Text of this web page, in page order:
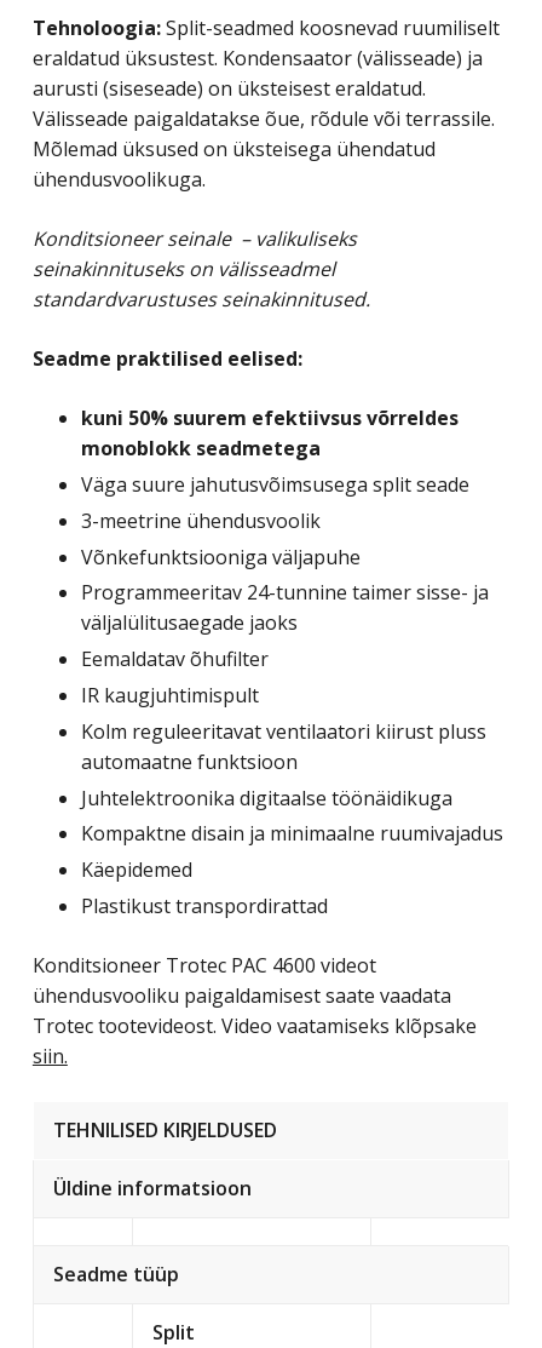
Tehnoloogia:Split-seadmed koosnevad ruumiliselt
eraldatud üksustest. Kondensaator (välisseade) ja
aurusti (siseseade) on üksteisest eraldatud.
Välisseade paigaldatakse õue, rõdule või terrassile.
Mõlemad üksused on üksteisega ühendatud
ühendusvoolikuga.
Konditsioneer seinale – valikuliseks
seinakinnituseks on välisseadmel
standardvarustuses seinakinnitused.
Seadme praktilised eelised:
kuni 50% suurem efektiivsus võrreldes
monoblokk seadmetega
Väga suure jahutusvõimsusega split seade
3-meetrine ühendusvoolik
Võnkefunktsiooniga väljapuhe
Programmeeritav 24-tunnine taimer sisse- ja
väljalülitusaegade jaoks
Eemaldatav õhufilter
IR kaugjuhtimispult
Kolm reguleeritavat ventilaatori kiirust pluss
automaatne funktsioon
Juhtelektroonika digitaalse töönäidikuga
Kompaktne disain ja minimaalne ruumivajadus
Käepidemed
Plastikust transpordirattad
Konditsioneer Trotec PAC 4600 videot
ühendusvooliku paigaldamisest saate vaadata
Trotec tootevideost. Video vaatamiseks klõpsake
siin.
TEHNILISED KIRJELDUSED
Üldine informatsioon
Seadme tüüp
Split